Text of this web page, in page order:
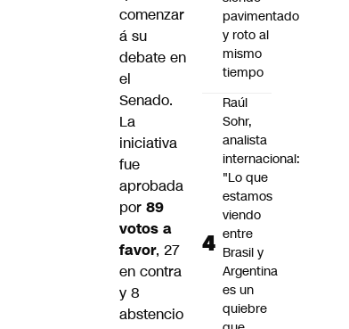
comenzar
á su
debate en
el
Senado.
La
iniciativa
fue
aprobada
por 89
votos a
favor, 27
en contra
y 8
abstencio
pavimentado
y roto al
mismo
tiempo
Raúl
Sohr,
analista
internacional:
"Lo que
estamos
viendo
entre
Brasil y
Argentina
es un
quiebre